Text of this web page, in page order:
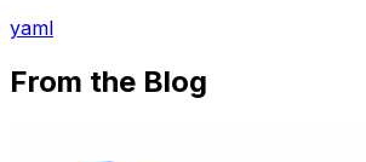
yaml
From the Blog